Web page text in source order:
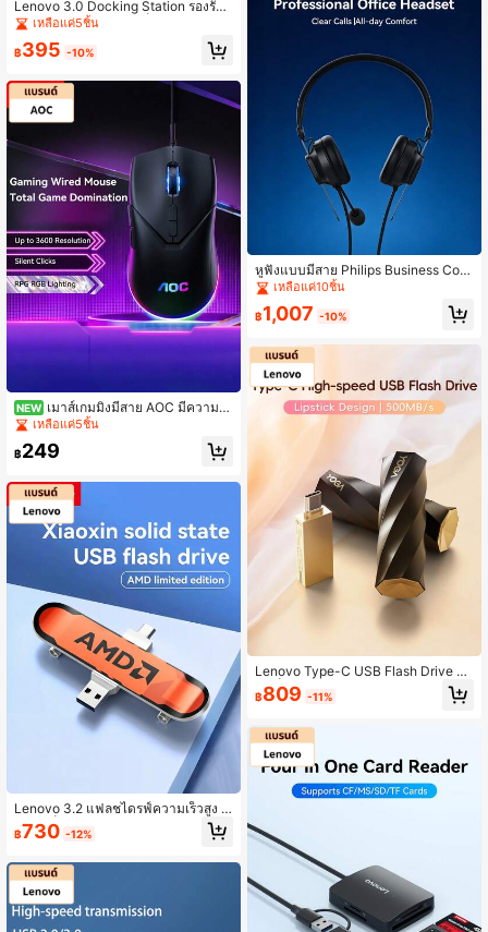
Lenovo 3.0 Docking Station รองรับก
ารถ่ายโอนข้อมูลความเร็วสูง 3.0 มีพอร์
ตหลายพอร์ต มีชิปอัจฉริยะประสิทธิภาพ
สูงในตัว ฟังก์ชันปลั๊กแอนด์เพลย์ และเข้
เหลือแค่5ชิ้น
฿395 -10%
NEW เมาส์เกมมิ่งมีสาย AOC มีความละ
เอียดสูงสุด 3600 DPI, คลิกไร้เสียง, เอ
ฟเฟกต์แสง RGB และการออกแบบตาม
หลักสรีรศาสตร์ที่เข้ากับมือของคุณได้อ
ารณ์การใช้งานที่เงียบและสะดวกสบาย
เหลือแค่5ชิ้น
฿249
Lenovo 3.2 แฟลชไดรฟ์ความเร็วสูง ดี
ไซน์สเก็ตบอร์ดเท่ อินเทอร์เฟซคู่ USB/T
ype-C หมุนได้ 360 องศา ความจุขนา
ายชนิด
฿730 -12%
หูฟังแบบมีสาย Philips Business Com
munication, หูฟัง USB พร้อมแขนไมโ
ครโฟนที่ปรับได้ยืดหยุ่น, การตัดเสียงรบ
กวนระดับมืออาชีพช่วยเพิ่มความชัดเจ
ารประชุมวิดีโอส่วนใหญ่
เหลือแค่10ชิ้น
฿1,007 -10%
Lenovo Type-C USB Flash Drive คว
ามเร็วสูง, ความจุขนาดใหญ่ 128GB, ก
ารถ่ายโอนข้อมูลที่เสถียรและรวดเร็ว, พ
ดออกได้ด้วยคลิกเดียว, อุปกรณ์สากล, ก
ารใช้งานในหลายสถานการณ์
฿809 -11%